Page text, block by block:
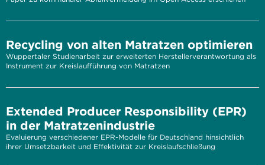
Recycling von alten Matratzen optimieren
Wuppertaler Studienarbeit zur erweiterten Herstellerverantwortung als
Instrument zur Kreislaufführung von Matratzen
Extended Producer Responsibility (EPR)
in der Matratzenindustrie
Evaluierung verschiedener EPR-Modelle für Deutschland hinsichtlich
ihrer Umsetzbarkeit und Effektivität zur Kreislaufschließung